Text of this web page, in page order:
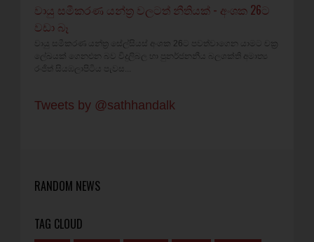
වායු සමීකරණ යන්ත්‍ර වලටත් නීතියක් - අංශක 26ට
වඩා බෑ
වායු සමීකරණ යන්ත්‍ර සේල්සියස් අංශක 26ට පවත්වාගෙන යාමට චක්‍ර
ලේඛයක් ගෙනඑන බව විදුලිබල හා පුනර්ජනනීය බලශක්ති අමාත්‍ය
රංජිත් සියඹලාපිටිය පැවස...
Tweets by @sathhandalk
RANDOM NEWS
TAG CLOUD